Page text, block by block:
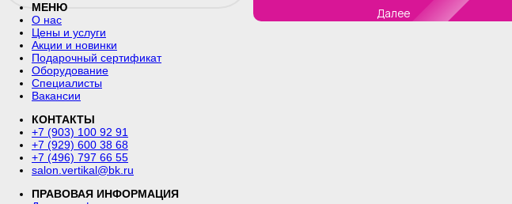
Далее
МЕНЮ
О нас
Цены и услуги
Акции и новинки
Подарочный сертификат
Оборудование
Специалисты
Вакансии
КОНТАКТЫ
+7 (903) 100 92 91
+7 (929) 600 38 68
+7 (496) 797 66 55
salon.vertikal@bk.ru
ПРАВОВАЯ ИНФОРМАЦИЯ